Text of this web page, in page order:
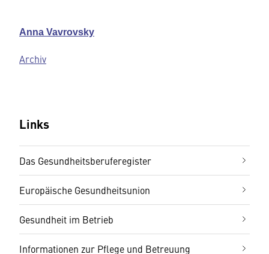
Anna Vavrovsky
Archiv
Links
Das Gesundheitsberuferegister
Europäische Gesundheitsunion
Gesundheit im Betrieb
Informationen zur Pflege und Betreuung